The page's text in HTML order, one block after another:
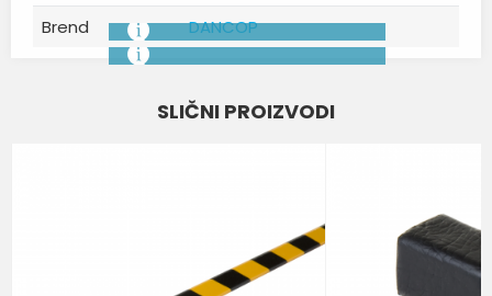
Brend
DANCOP
Ime/Nadimak
SLIČNI PROIZVODI